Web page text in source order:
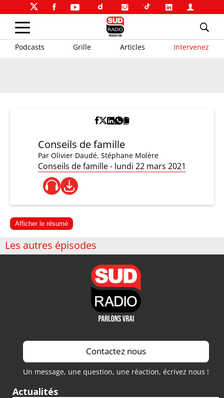
Podcasts Grille Articles Intervenez
Conseils de famille
Par Olivier Daudé, Stéphane Molère
Conseils de famille - lundi 22 mars 2021
Afficher le résumé
Les autres épisodes
Contactez nous
Un message, une question, une réaction, écrivez nous !
Actualités